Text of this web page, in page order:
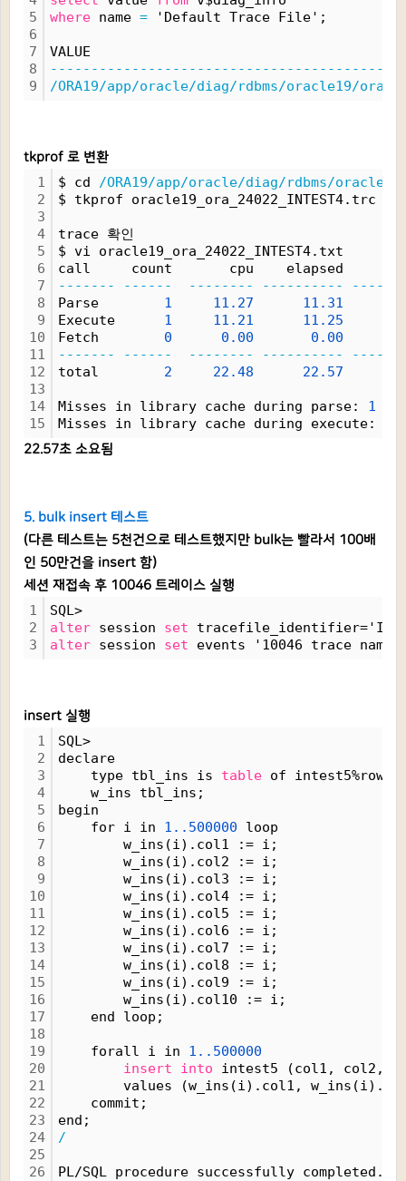
5
6
7
8
9
where name = 'Default Trace File';
VALUE
/ORA19/app/oracle/diag/rdbms/oracle19/
tkprof 로 변환
1
2
3
4
5
6
7
8
9
10
11
12
13
14
15
$ cd /ORA19/app/oracle/diag/rdbms/
$ tkprof oracle19_ora_24022_INTEST4.trc
trace 확인
$ vi oracle19_ora_24022_INTEST4.txt
call     count       cpu    elapsed
-------
------ -------- ----------
Parse 1 11.27
11.31
Execute 1 11.21
11.25
Fetch 0 0.00
0.00
-------
------ -------- ----------
total 2 22.48 22.57
Misses in library cache during parse: 1
Misses in library cache during execute:
22.57초 소요됨
5. bulk insert 테스트
(다른 테스트는 5천건으로 테스트했지만 bulk는 빨라서 100배
인 50만건을 insert 함)
세션 재접속 후 10046 트레이스 실행
1
2
3
SQL>
alter session set
alter session set events '10046 trace
insert 실행
1
2
3
4
5
6
7
8
9
10
11
12
13
14
15
16
17
18
19
20
21
22
23
24
25
26
SQL>
declare
type tbl_ins is table of
w_ins tbl_ins;
begin
for i in 1..500000 loop
w_ins(i).col1 := i;
w_ins(i).col2 := i;
w_ins(i).col3 := i;
w_ins(i).col4 := i;
w_ins(i).col5 := i;
w_ins(i).col6 := i;
w_ins(i).col7 := i;
w_ins(i).col8 := i;
w_ins(i).col9 := i;
w_ins(i).col10 := i;
end loop;
forall i in 1..500000
insert
into intest5 (col1, col2,
values (w_ins(i).col1, w_ins(i).col2,
commit;
end;
/
PL/SQL procedure successfully completed.